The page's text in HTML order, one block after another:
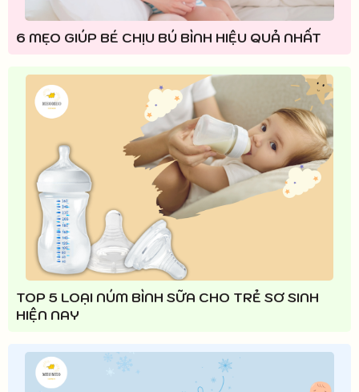
6 MẸO GIÚP BÉ CHỊU BÚ BÌNH HIỆU QUẢ NHẤT
TOP 5 LOẠI NÚM BÌNH SỮA CHO TRẺ SƠ SINH
HIỆN NAY